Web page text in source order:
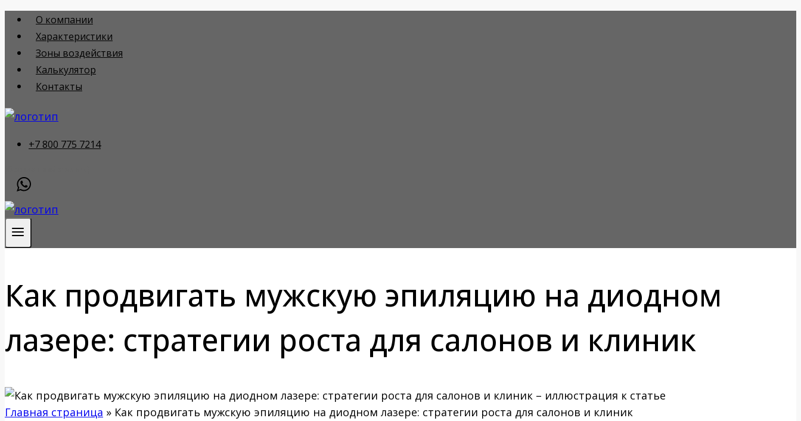
Перейти
содержимому
О компании
Характеристики
Зоны воздействия
Калькулятор
Контакты
+7 800 775 7214
Как продвигать мужскую эпиляцию на диодном
лазере: стратегии роста для салонов и клиник
Главная страница » Как продвигать мужскую эпиляцию на диодном лазере: стратегии роста для салонов и клиник